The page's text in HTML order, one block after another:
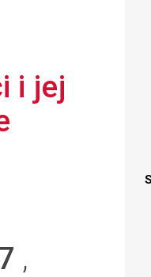
i jej
,